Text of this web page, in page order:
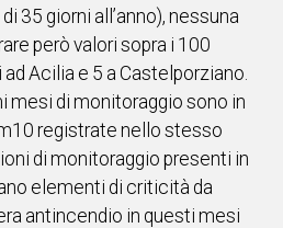
35 giorni all’anno), nessuna
però valori sopra i 100
Acilia e 5 a Castelporziano.
mesi di monitoraggio sono in
registrate nello stesso
di monitoraggio presenti in
elementi di criticità da
antincendio in questi mesi